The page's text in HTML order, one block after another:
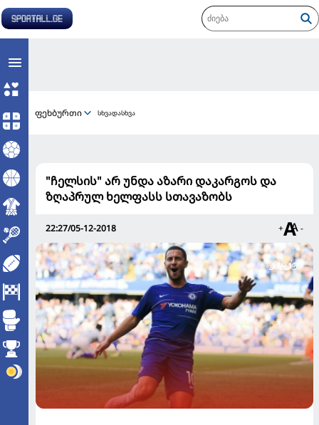
ფეხბურთი სხვადასხვა
"ჩელსის" არ უნდა აზარი დაკარგოს და
ზღაპრულ ხელფასს სთავაზობს
22:27/05-12-2018 + -